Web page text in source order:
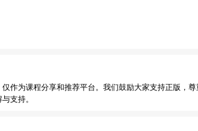
作为课程分享和推荐平台。我们鼓励大家支持正版，
支持。